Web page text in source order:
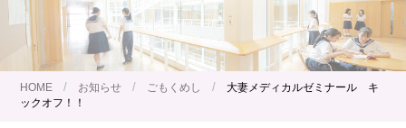
HOME / お知らせ / ごもくめし /
大妻メディカルゼミナール キ
ックオフ！！